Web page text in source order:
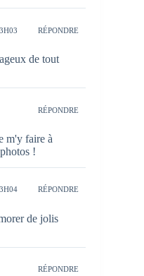
RÉPONDRE
de tout
RÉPONDRE
m'y faire à
!
RÉPONDRE
de jolis
RÉPONDRE